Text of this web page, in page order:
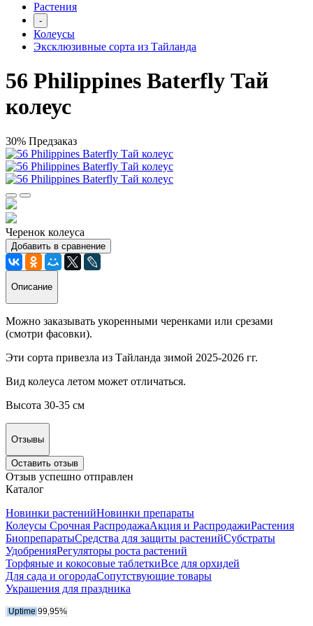
Растения
-
Колеусы
Эксклюзивные сорта из Тайланда
56 Philippines Baterfly Тай
колеус
30% Предзаказ
Черенок колеуса
Добавить в сравнение
Описание
Можно заказывать укоренными черенками или срезами
(смотри фасовки).
Эти сорта привезла из Тайланда зимой 2025-2026 гг.
Вид колеуса летом может отличаться.
Высота 30-35 см
Отзывы
Оставить отзыв
Отзыв успешно отправлен
Каталог
Новинки растенийНовинки препараты
Колеусы Срочная РаспродажаАкция и РаспродажиРастения
БиопрепаратыСредства для защиты растенийСубстраты
УдобренияРегуляторы роста растений
Торфяные и кокосовые таблеткиВсе для орхидей
Для сада и огородаСопутствующие товары
Украшения для праздника